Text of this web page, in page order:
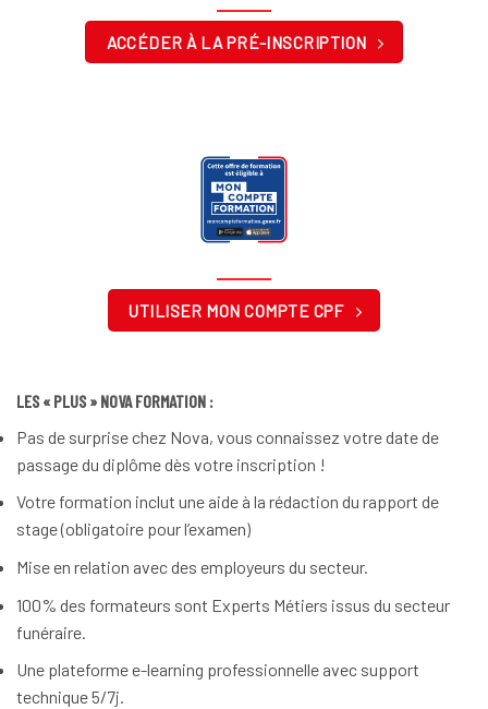
ACCÉDER À LA PRÉ-INSCRIPTION
UTILISER MON COMPTE CPF
LES « PLUS » NOVA FORMATION :
Pas de surprise chez Nova, vous connaissez votre date de
passage du diplôme dès votre inscription !
Votre formation inclut une aide à la rédaction du rapport de
stage (obligatoire pour l’examen)
Mise en relation avec des employeurs du secteur.
100% des formateurs sont Experts Métiers issus du secteur
funéraire.
Une plateforme e-learning professionnelle avec support
technique 5/7j.